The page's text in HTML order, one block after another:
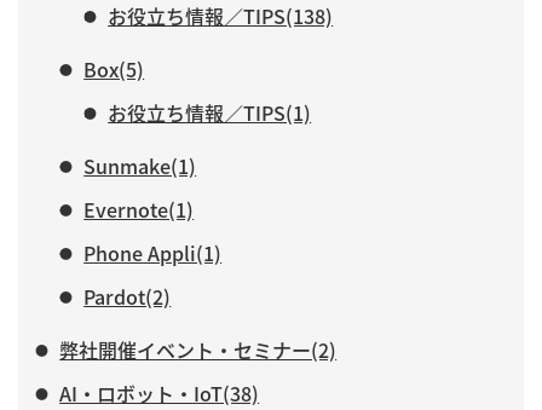
お役立ち情報／TIPS(138)
Box(5)
お役立ち情報／TIPS(1)
Sunmake(1)
Evernote(1)
Phone Appli(1)
Pardot(2)
弊社開催イベント・セミナー(2)
AI・ロボット・IoT(38)